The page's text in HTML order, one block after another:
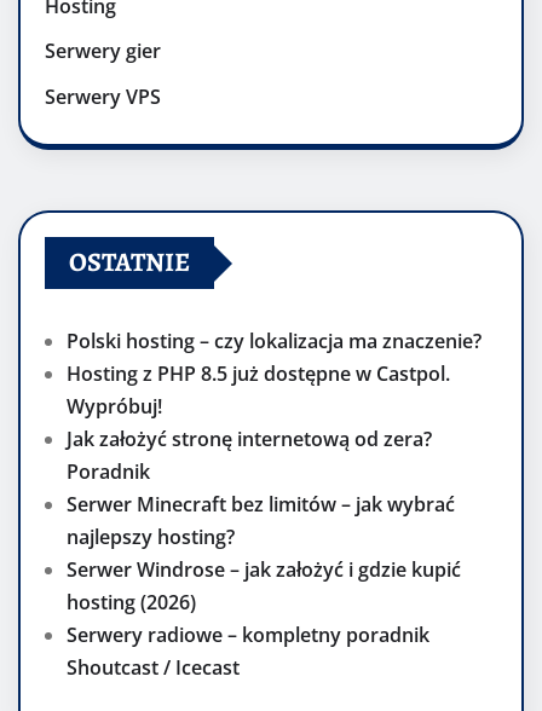
Hosting
Serwery gier
Serwery VPS
OSTATNIE
Polski hosting – czy lokalizacja ma znaczenie?
Hosting z PHP 8.5 już dostępne w Castpol.
Wypróbuj!
Jak założyć stronę internetową od zera?
Poradnik
Serwer Minecraft bez limitów – jak wybrać
najlepszy hosting?
Serwer Windrose – jak założyć i gdzie kupić
hosting (2026)
Serwery radiowe – kompletny poradnik
Shoutcast / Icecast